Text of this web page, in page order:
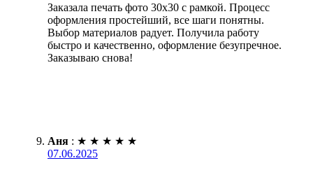
Заказала печать фото 30х30 с рамкой. Процесс
оформления простейший, все шаги понятны.
Выбор материалов радует. Получила работу
быстро и качественно, оформление безупречное.
Заказываю снова!
Аня : ★ ★ ★ ★ ★
07.06.2025